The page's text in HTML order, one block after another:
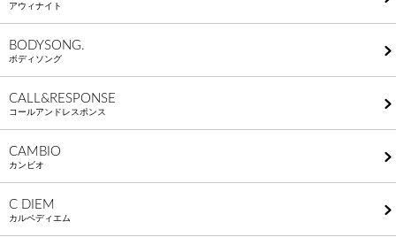
アウィナイト
BODYSONG.
ボディソング
CALL&RESPONSE
コールアンドレスポンス
CAMBIO
カンビオ
C DIEM
カルペディエム